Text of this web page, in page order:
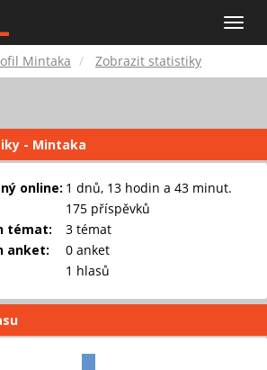
Toggle
Root.cz
Mintaka Zobrazit statistiky
- Mintaka
online: 1 dnů, 13 hodin a 43 minut.
175 příspěvků
témat:
3 témat
anket:
0 anket
1 hlasů